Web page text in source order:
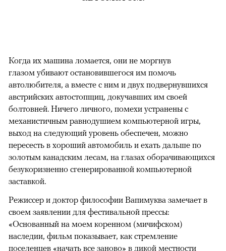
Когда их машина ломается, они не моргнув
глазом убивают остановившегося им помочь
автолюбителя, а вместе с ним и двух подвернувшихся
австрийских автостопщиц, докучавших им своей
болтовней. Ничего личного, помехи устранены с
механистичным равнодушием компьютерной игры,
выход на следующий уровень обеспечен, можно
пересесть в хороший автомобиль и ехать дальше по
золотым канадским лесам, на глазах оборачивающихся
безукоризненно сгенерированной компьютерной
заставкой.
Режиссер и доктор философии Вапимуква замечает в
своем заявлении для фестивальной прессы:
«Основанный на моем коренном (мичифском)
наследии, фильм показывает, как стремление
поселенцев «начать все заново» в дикой местности